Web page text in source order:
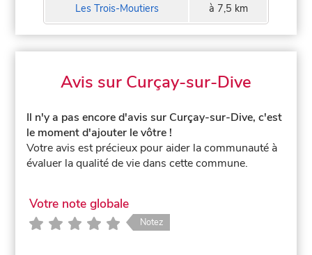
Les Trois-Moutiers à 7,5 km
Avis sur Curçay-sur-Dive
Il n'y a pas encore d'avis sur Curçay-sur-Dive, c'est
le moment d'ajouter le vôtre !
Votre avis est précieux pour aider la communauté à
évaluer la qualité de vie dans cette commune.
Votre note globale
Notez